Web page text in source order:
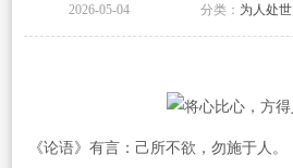
2026-05-04 分类： 为人处世
《论语》有言：己所不欲，勿施于人。